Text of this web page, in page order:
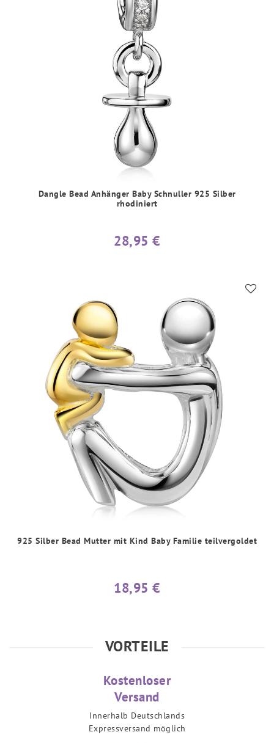
Dangle Bead Anhänger Baby Schnuller 925 Silber
rhodiniert
28,95 €
925 Silber Bead Mutter mit Kind Baby Familie teilvergoldet
18,95 €
VORTEILE
Kostenloser
Versand
Innerhalb Deutschlands
Expressversand möglich